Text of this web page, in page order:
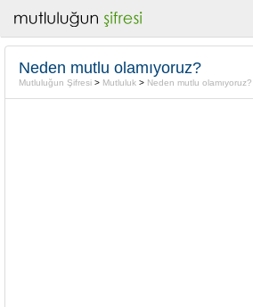
Neden mutlu olamıyoruz?
Mutluluğun Şifresi > Mutluluk > Neden mutlu olamıyoruz?